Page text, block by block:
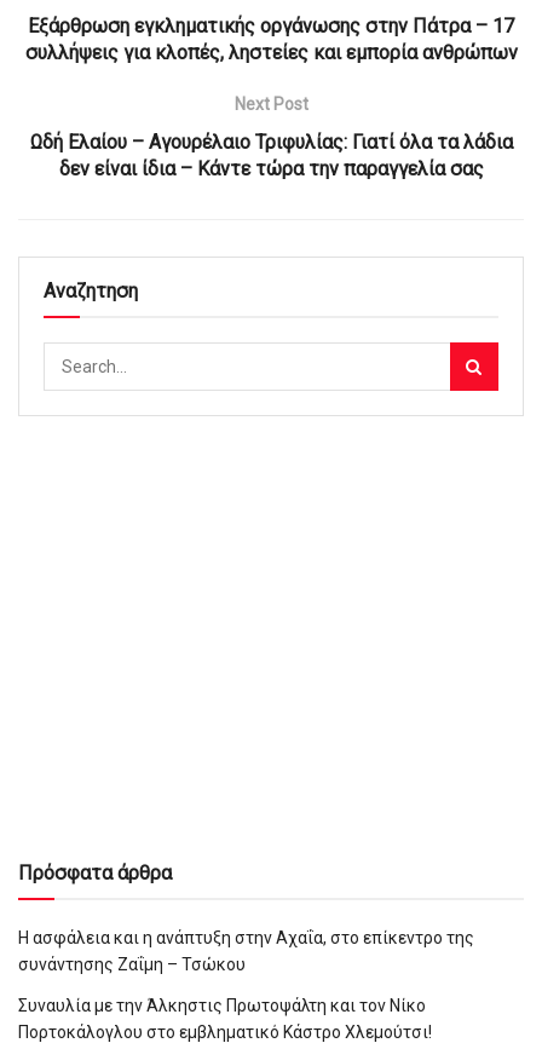
Εξάρθρωση εγκληματικής οργάνωσης στην Πάτρα – 17
συλλήψεις για κλοπές, ληστείες και εμπορία ανθρώπων
Next Post
Ωδή Ελαίου – Αγουρέλαιο Τριφυλίας: Γιατί όλα τα λάδια
δεν είναι ίδια – Κάντε τώρα την παραγγελία σας
Αναζητηση
Πρόσφατα άρθρα
Η ασφάλεια και η ανάπτυξη στην Αχαΐα, στο επίκεντρο της
συνάντησης Ζαΐμη – Τσώκου
Συναυλία με την Άλκηστις Πρωτοψάλτη και τον Νίκο
Πορτοκάλογλου στο εμβληματικό Κάστρο Χλεμούτσι!